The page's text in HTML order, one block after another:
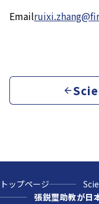
Email
トップページ
張鋭璽助教が日